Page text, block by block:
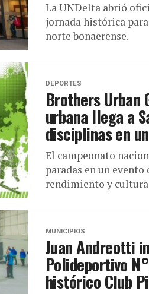
La UNDelta abrió
jornada histórica
norte bonaerense.
DEPORTES
Brothers Urban
urbana llega a
disciplinas en
El campeonato
paradas en un
rendimiento y
MUNICIPIOS
Juan Andreotti
Polideportivo
histórico Club